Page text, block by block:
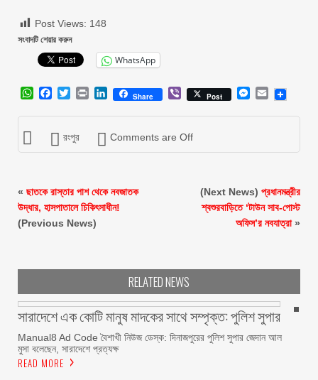
Post Views: 148
সংবাদটি শেয়ার করুন
WhatsApp
WhatsApp
Facebook
Twitter
Print LinkedIn
Share ViberPost Messenger
Email
রংপুর Comments are Off
« ছাতকে রাস্তার পাশ থেকে নবজাতক
উদ্ধার, হাসপাতালে চিকিৎসাধীন!
(Previous News)
(Next News) প্রধানমন্ত্রীর
শ্বশুরবাড়িতে ‘টাউন সাব-পোস্ট
অফিস’র নবযাত্রা»
RELATED NEWS
সারাদেশে এক কোটি মানুষ মাদকের সাথে সম্পৃক্ত: পুলিশ সুপার
Manual8 Ad Code বৈশাখী নিউজ ডেস্ক: দিনাজপুরের পুলিশ সুপার জেদান আল
মুসা বলেছেন, সারাদেশে প্রত্যক্ষ
READ MORE